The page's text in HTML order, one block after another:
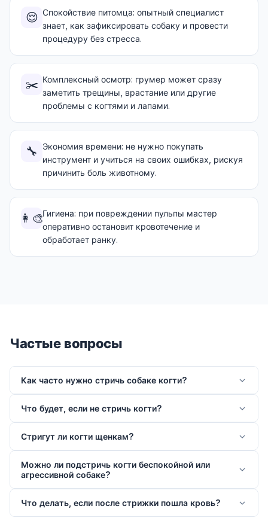
😌 Спокойствие питомца: опытный специалист
знает, как зафиксировать собаку и провести
процедуру без стресса.
✂️ Комплексный осмотр: грумер может сразу
заметить трещины, врастание или другие
проблемы с когтями и лапами.
🔧
Экономия времени: не нужно покупать
инструмент и учиться на своих ошибках, рискуя
причинить боль животному.
👩‍🎨Гигиена: при повреждении пульпы мастер
оперативно остановит кровотечение и
обработает ранку.
Частые вопросы
Как часто нужно стричь собаке когти?
Что будет, если не стричь когти?
Стригут ли когти щенкам?
Можно ли подстричь когти беспокойной или
агрессивной собаке?
Что делать, если после стрижки пошла кровь?